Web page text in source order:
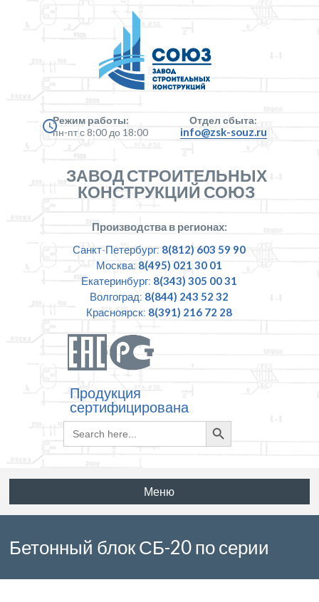
Режим работы:
пн-пт с 8:00 до 18:00
Отдел сбыта:
info@zsk-souz.ru
ЗАВОД СТРОИТЕЛЬНЫХ
КОНСТРУКЦИЙ СОЮЗ
Производства в регионах:
Санкт-Петербург: 8(812) 603 59 90
Москва: 8(495) 021 30 01
Екатеринбург: 8(343) 305 00 31
Волгоград: 8(844) 243 52 32
Красноярск: 8(391) 216 72 28
Продукция
сертифицирована
Search
for:
Search
Button
Меню
Бетонный блок СБ-20 по серии